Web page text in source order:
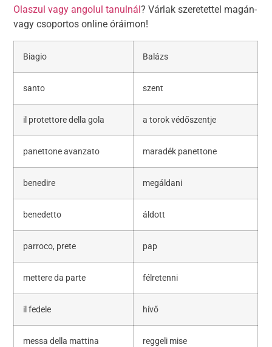
Olaszul vagy angolul tanulnál? Várlak szeretettel magán-
vagy csoportos online óráimon!
Biagio Balázs
santo szent
il protettore della gola a torok védőszentje
panettone avanzato maradék panettone
benedire megáldani
benedetto áldott
parroco, prete pap
mettere da parte félretenni
il fedele hívő
messa della mattina reggeli mise